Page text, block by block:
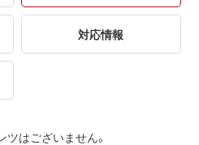
対応情報
はございません。